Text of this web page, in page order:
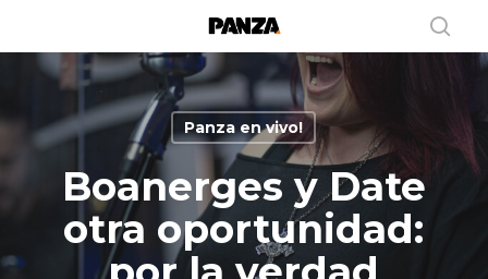
Panza en vivo!
Boanerges y Date
otra oportunidad: